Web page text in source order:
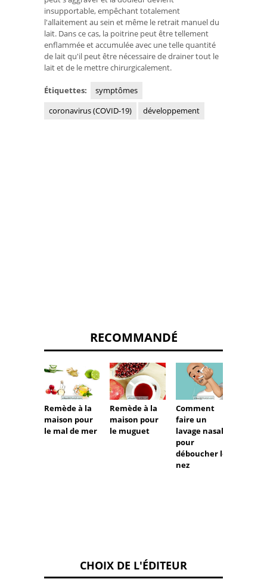
insupportable, empêchant totalement
l'allaitement au sein et même le retrait manuel du
lait. Dans ce cas, la poitrine peut être tellement
enflammée et accumulée avec une telle quantité
de lait qu'il peut être nécessaire de drainer tout le
lait et de le mettre chirurgicalement.
Étiquettes:
symptômes
coronavirus (COVID-19)
développement
RECOMMANDÉ
Remède à la
maison pour
le mal de mer
Remède à la
maison pour
le muguet
Comment
faire un
lavage nasal
pour
déboucher le
nez
CHOIX DE L'ÉDITEUR